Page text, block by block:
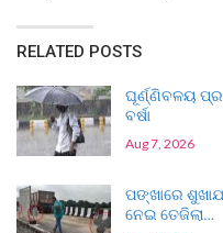
RELATED POSTS
ଘୂର୍ଣ୍ଣିବଳୟ
ବର୍ଷା
Aug 7, 2026
ପଙ୍ଖାରେ
ନେଇ ତେଜିଲା…